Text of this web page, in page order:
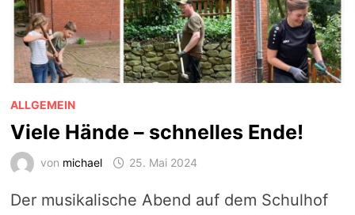
ALLGEMEIN
Viele Hände – schnelles Ende!
von michael 25. Mai 2024
Der musikalische Abend auf dem Schulhof